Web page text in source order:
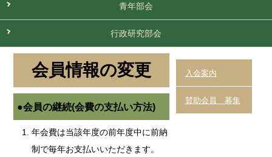
青年部会
行政研究部会
会員情報の変更
●会員の継続(会費の支払い方法)
年会費は当該年度の前年度中に前納
制で毎年お支払いいただきます。
入会案内
賛助会員 募集